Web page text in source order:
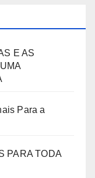
E AS
Para a
PARA TODA